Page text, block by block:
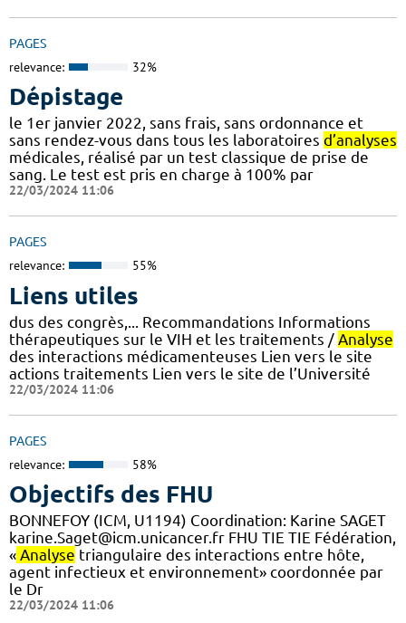
PAGES
relevance: 32%
Dépistage
le 1er janvier 2022, sans frais, sans ordonnance et
sans rendez-vous dans tous les laboratoires d’analyses
médicales, réalisé par un test classique de prise de
sang. Le test est pris en charge à 100% par
22/03/2024 11:06
PAGES
relevance: 55%
Liens utiles
dus des congrès,... Recommandations Informations
thérapeutiques sur le VIH et les traitements / Analyse
des interactions médicamenteuses Lien vers le site
actions traitements Lien vers le site de l’Université
22/03/2024 11:06
PAGES
relevance: 58%
Objectifs des FHU
BONNEFOY (ICM, U1194) Coordination: Karine SAGET
karine.Saget@icm.unicancer.fr FHU TIE TIE Fédération,
« Analyse triangulaire des interactions entre hôte,
agent infectieux et environnement» coordonnée par
le Dr
22/03/2024 11:06